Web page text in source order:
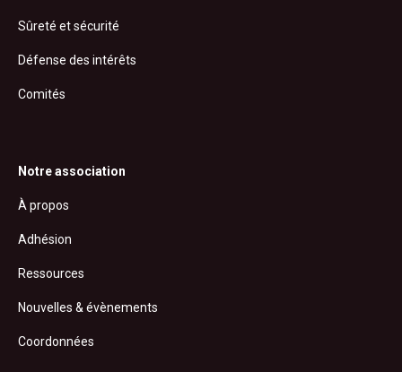
Sûreté et sécurité
Défense des intérêts
Comités
Notre association
À propos
Adhésion
Ressources
Nouvelles & évènements
Coordonnées